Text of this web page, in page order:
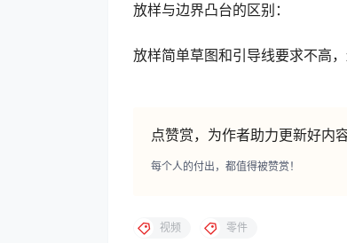
放样与边界凸台的区别：
放样简单草图和引导线要求不高
点赞赏，为作者助力更新好内
每个人的付出，都值得被赞赏！
视频 零件